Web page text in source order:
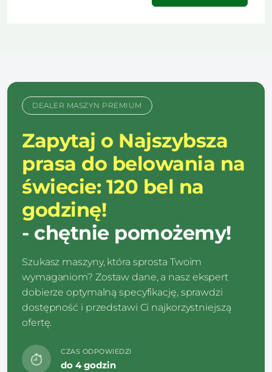
DEALER MASZYN PREMIUM
Zapytaj o Najszybsza
prasa do belowania na
świecie: 120 bel na
godzinę!
- chętnie pomożemy!
Szukasz maszyny, która sprosta Twoim
wymaganiom? Zostaw dane, a nasz ekspert
dobierze optymalną specyfikację, sprawdzi
dostępność i przedstawi Ci najkorzystniejszą
ofertę.
CZAS ODPOWIEDZI
do 4 godzin